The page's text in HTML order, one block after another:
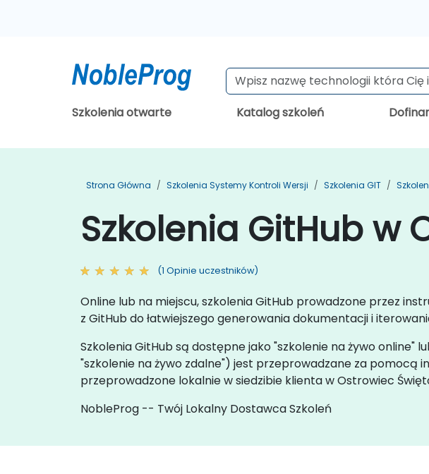
Szkolenia otwarte Katalog szkoleń
Strona Główna Szkolenia Systemy Kontroli Wersji Szkolenia GIT
Szkolenia GitHub w
(1 Opinie uczestników)
Online lub na miejscu, szkolenia GitHub prowadzone przez
z GitHub do łatwiejszego generowania dokumentacji i
Szkolenia GitHub są dostępne jako "szkolenie na żywo online"
"szkolenie na żywo zdalne") jest przeprowadzane za pomocą
przeprowadzone lokalnie w siedzibie klienta w Ostrowiec
NobleProg -- Twój Lokalny Dostawca Szkoleń